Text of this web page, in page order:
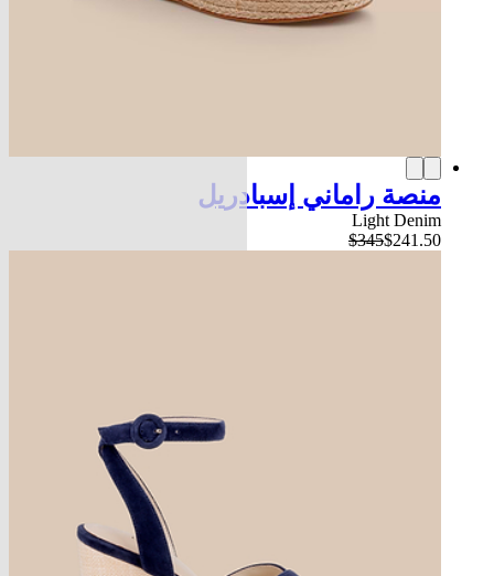
منصة راماني إسبادريل
Light Denim
$345$241.50